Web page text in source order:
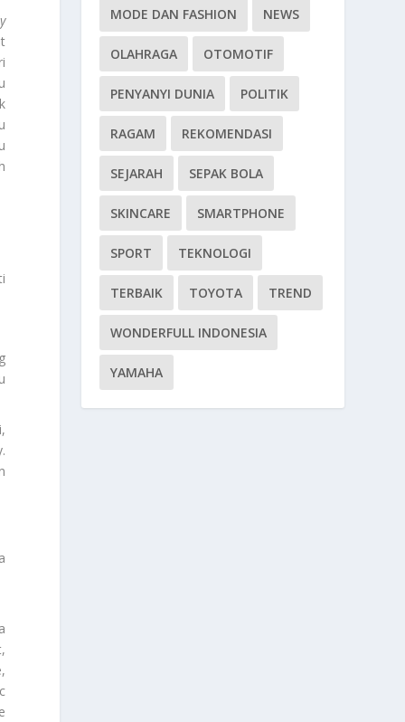
MODE DAN FASHION NEWS
OLAHRAGA OTOMOTIF
PENYANYI DUNIA POLITIK
RAGAM REKOMENDASI
SEJARAH SEPAK BOLA
SKINCARE SMARTPHONE
SPORT TEKNOLOGI
TERBAIK TOYOTA TREND
WONDERFULL INDONESIA
YAMAHA